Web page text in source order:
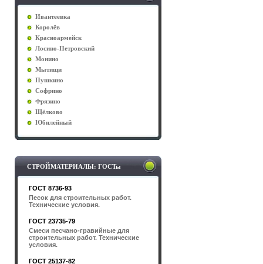
Ивантеевка
Королёв
Красноармейск
Лосино-Петровский
Монино
Мытищи
Пушкино
Софрино
Фрязино
Щёлково
Юбилейный
СТРОЙМАТЕРИАЛЫ: ГОСТы
ГОСТ 8736-93
Песок для строительных работ.
Технические условия.
ГОСТ 23735-79
Смеси песчано-гравийные для
строительных работ. Технические
условия.
ГОСТ 25137-82